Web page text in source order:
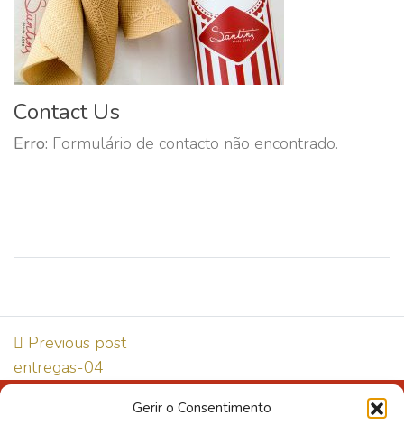
Gerir o Consentimento
Contact Us
Erro: Formulário de contacto não encontrado.
Previous post
entregas-04